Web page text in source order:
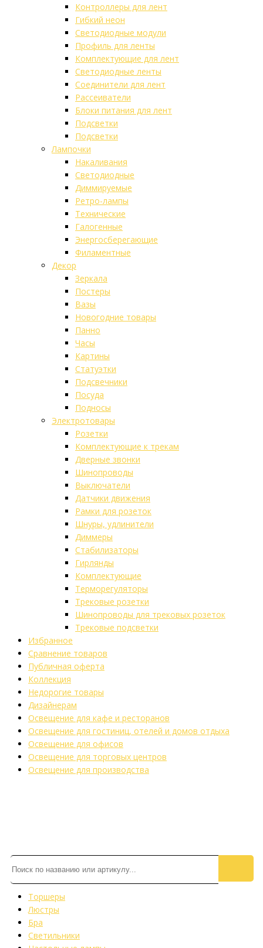
Контроллеры для лент
Гибкий неон
Светодиодные модули
Профиль для ленты
Комплектующие для лент
Светодиодные ленты
Соединители для лент
Рассеиватели
Блоки питания для лент
Подсветки
Подсветки
Лампочки
Накаливания
Светодиодные
Диммируемые
Ретро-лампы
Технические
Галогенные
Энергосберегающие
Филаментные
Декор
Зеркала
Постеры
Вазы
Новогодние товары
Панно
Часы
Картины
Статуэтки
Подсвечники
Посуда
Подносы
Электротовары
Розетки
Комплектующие к трекам
Дверные звонки
Шинопроводы
Выключатели
Датчики движения
Рамки для розеток
Шнуры, удлинители
Диммеры
Стабилизаторы
Гирлянды
Комплектующие
Терморегуляторы
Трековые розетки
Шинопроводы для трековых розеток
Трековые подсветки
Избранное
Сравнение товаров
Публичная оферта
Коллекция
Недорогие товары
Дизайнерам
Освещение для кафе и ресторанов
Освещение для гостиниц, отелей и домов отдыха
Освещение для офисов
Освещение для торговых центров
Освещение для производства
Торшеры
Люстры
Бра
Светильники